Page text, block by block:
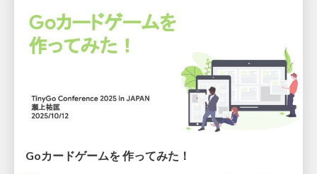
Goカードゲームを 作ってみた！